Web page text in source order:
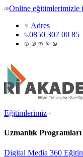
Online
Adres
0850 307 00 85
Eğitimlerimiz
Uzmanlık Programları
Digital Media 360